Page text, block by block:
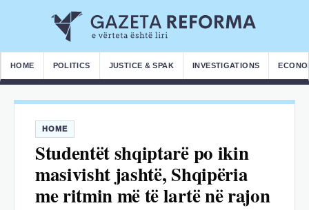
HOME POLITICS JUSTICE & SPAK INVESTIGATIONS
HOME
Studentët shqiptarë po ikin
masivisht jashtë, Shqipëria
me ritmin më të lartë në rajon